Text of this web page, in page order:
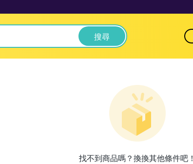
搜尋
找不到商品嗎？換換其他條件吧！